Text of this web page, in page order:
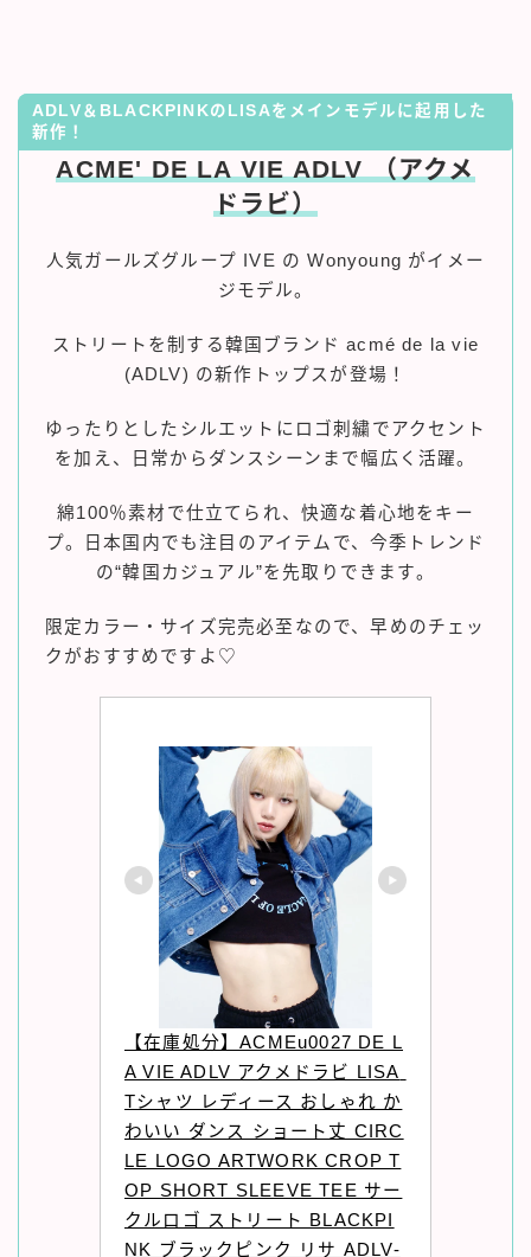
ADLV＆BLACKPINKのLISAをメインモデルに起用した
新作！
ACME' DE LA VIE ADLV （アクメ
ドラビ）
人気ガールズグループ IVE の Wonyoung がイメー
ジモデル。
ストリートを制する韓国ブランド acmé de la vie
(ADLV) の新作トップスが登場！
ゆったりとしたシルエットにロゴ刺繍でアクセント
を加え、日常からダンスシーンまで幅広く活躍。
綿100％素材で仕立てられ、快適な着心地をキー
プ。日本国内でも注目のアイテムで、今季トレンド
の“韓国カジュアル”を先取りできます。
限定カラー・サイズ完売必至なので、早めのチェッ
クがおすすめですよ♡
【在庫処分】ACMEu0027 DE L
A VIE ADLV アクメドラビ LISA
Tシャツ レディース おしゃれ か
わいい ダンス ショート丈 CIRC
LE LOGO ARTWORK CROP T
OP SHORT SLEEVE TEE サー
クルロゴ ストリート BLACKPI
NK ブラックピンク リサ ADLV-